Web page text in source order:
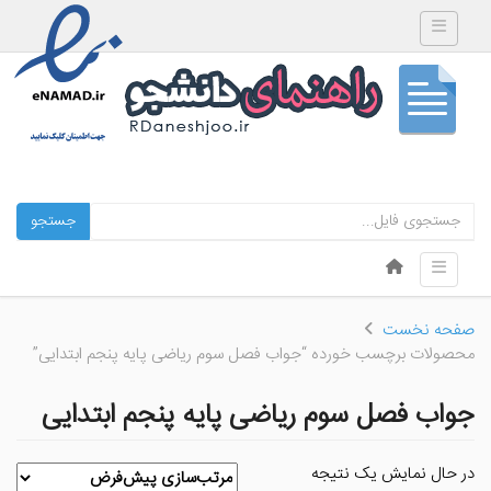
Toggle navigation
جستجو
Menu
Skip to content
Toggle navigation
صفحه نخست
محصولات برچسب خورده “جواب فصل سوم ریاضی پایه پنجم ابتدایی”
جواب فصل سوم ریاضی پایه پنجم ابتدایی
در حال نمایش یک نتیجه